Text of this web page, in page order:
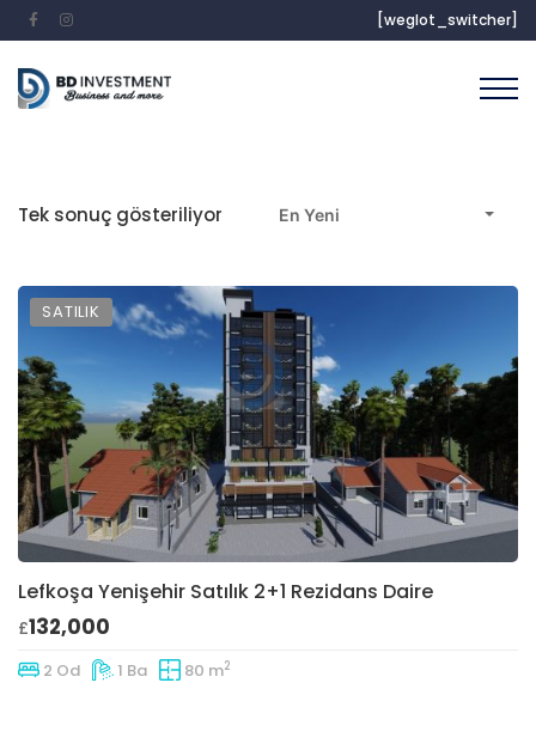
[weglot_switcher]
Tek sonuç gösteriliyor En Yeni
SATILIK
Lefkoşa Yenişehir Satılık 2+1 Rezidans Daire
£132,000
2 Od 1 Ba 80 m2